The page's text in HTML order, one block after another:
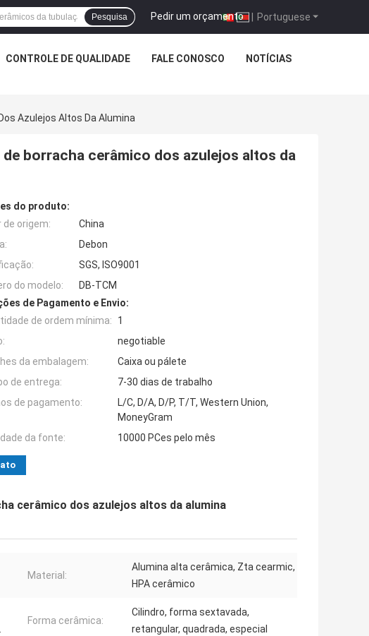
Portuguese
Pedir um orçamento |
Pesquisa
CONTROLE DE QUALIDADE FALE CONOSCO NOTÍCIAS
Azulejos Altos Da Alumina
borracha cerâmico dos azulejos altos da
do produto:
de origem:
China
Debon
SGS, ISO9001
do modelo:
DB-TCM
de Pagamento e Envio:
de ordem mínima:
1
negotiable
da embalagem:
Caixa ou pálete
de entrega:
7-30 dias de trabalho
de pagamento:
L/C, D/A, D/P, T/T, Western Union,
MoneyGram
da fonte:
10000 PCes pelo mês
cerâmico dos azulejos altos da alumina
Material:
Alumina alta cerâmica, Zta cearmic,
HPA cerâmico
Forma cerâmica:
Cilindro, forma sextavada,
retangular, quadrada, especial